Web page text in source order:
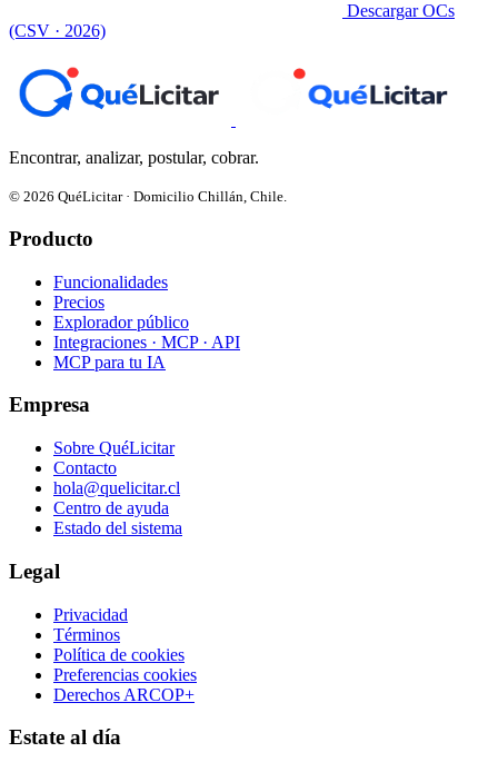
Descargar OCs
(CSV · 2026)
Encontrar, analizar, postular, cobrar.
© 2026 QuéLicitar · Domicilio Chillán, Chile.
Producto
Funcionalidades
Precios
Explorador público
Integraciones · MCP · API
MCP para tu IA
Empresa
Sobre QuéLicitar
Contacto
hola@quelicitar.cl
Centro de ayuda
Estado del sistema
Legal
Privacidad
Términos
Política de cookies
Preferencias cookies
Derechos ARCOP+
Estate al día